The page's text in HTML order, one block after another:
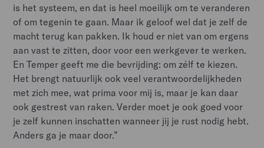
is het systeem, en dat is heel moeilijk om te veranderen
of om tegenin te gaan. Maar ik geloof wel dat je zelf de
macht terug kan pakken. Ik houd er niet van om ergens
aan vast te zitten, door voor een werkgever te werken.
En Temper geeft me die bevrijding: om zélf te kiezen.
Het brengt natuurlijk ook veel verantwoordelijkheden
met zich mee, wat prima voor mij is, maar je kan daar
ook gestrest van raken. Verder moet je ook goed voor
je zelf kunnen inschatten wanneer jij je rust nodig hebt.
Anders ga je maar door.”